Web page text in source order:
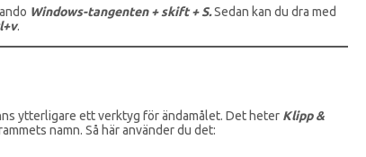
Windows-tangenten + skift + S.Sedan kan du dra med
.
ytterligare ett verktyg för ändamålet. Det heter Klipp &
namn. Så här använder du det: